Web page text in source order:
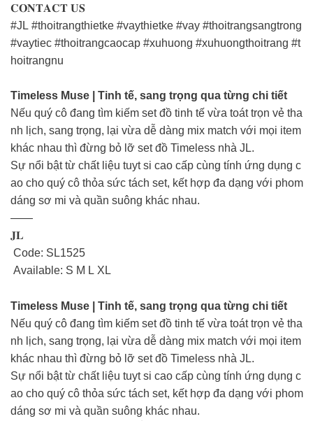
𝐂𝐎𝐍𝐓𝐀𝐂𝐓 𝐔𝐒
#JL #thoitrangthietke #vaythietke #vay #thoitrangsangtrong
#vaytiec #thoitrangcaocap #xuhuong #xuhuongthoitrang #t
hoitrangnu
Timeless Muse | Tinh tế, sang trọng qua từng chi tiết
Nếu quý cô đang tìm kiếm set đồ tinh tế vừa toát trọn vẻ tha
nh lịch, sang trọng, lại vừa dễ dàng mix match với mọi item
khác nhau thì đừng bỏ lỡ set đồ Timeless nhà JL.
Sự nổi bật từ chất liệu tuyt si cao cấp cùng tính ứng dụng c
ao cho quý cô thỏa sức tách set, kết hợp đa dạng với phom
dáng sơ mi và quần suông khác nhau.
——
𝐉𝐋
Code: SL1525
Available: S M L XL
Timeless Muse | Tinh tế, sang trọng qua từng chi tiết
Nếu quý cô đang tìm kiếm set đồ tinh tế vừa toát trọn vẻ tha
nh lịch, sang trọng, lại vừa dễ dàng mix match với mọi item
khác nhau thì đừng bỏ lỡ set đồ Timeless nhà JL.
Sự nổi bật từ chất liệu tuyt si cao cấp cùng tính ứng dụng c
ao cho quý cô thỏa sức tách set, kết hợp đa dạng với phom
dáng sơ mi và quần suông khác nhau.